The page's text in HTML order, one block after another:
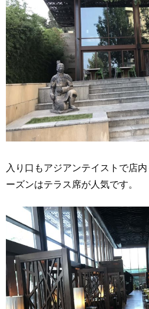
入り口もアジアンテイストで店
ーズンはテラス席が人気です。